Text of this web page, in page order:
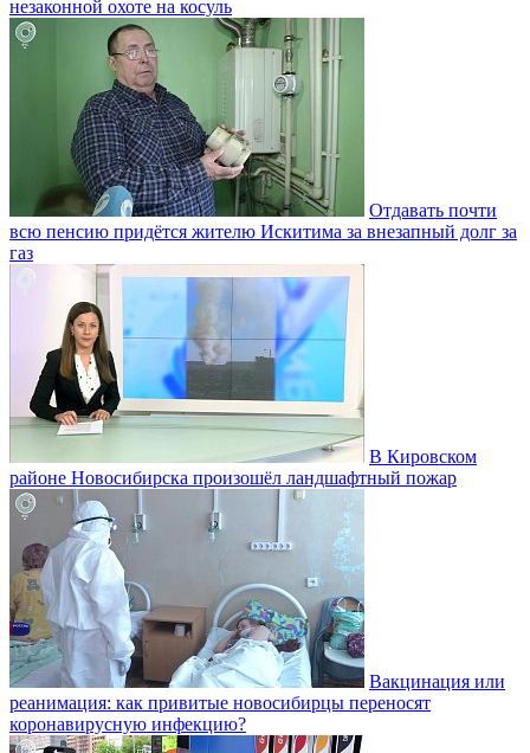
незаконной охоте на косуль
Отдавать почти
всю пенсию придётся жителю Искитима за внезапный долг за
газ
В Кировском
районе Новосибирска произошёл ландшафтный пожар
Вакцинация или
реанимация: как привитые новосибирцы переносят
коронавирусную инфекцию?